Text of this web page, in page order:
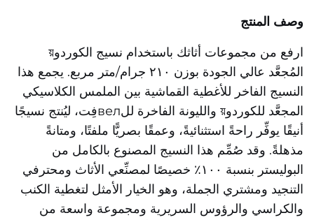
وصف المنتج
ارفع من مجموعات أثاثك باستخدام نسيج الكوردوয়
المُجعَّد عالي الجودة بوزن ٢١٠ جرام/متر مربع. يجمع هذا
النسيج الفاخر للأغطية القماشية بين الملمس الكلاسيكي
المجعَّد للكوردوয় والليونة الفاخرة للвелفِت، ليُنتج نسيجًا
أنيقًا يوفِّر راحةً استثنائيةً، وعمقًا بصريًّا ملفتًا، ومتانةً
مذهلةً. وقد صُمِّم هذا النسيج المصنوع بالكامل من
البوليستر بنسبة ١٠٠٪ خصيصًا لمصنِّعي الأثاث ومحترفي
التنجيد ومشتري الجملة، وهو الخيار الأمثل لتغطية الكنب
والكراسي والرؤوس السريرية ومجموعة واسعة من